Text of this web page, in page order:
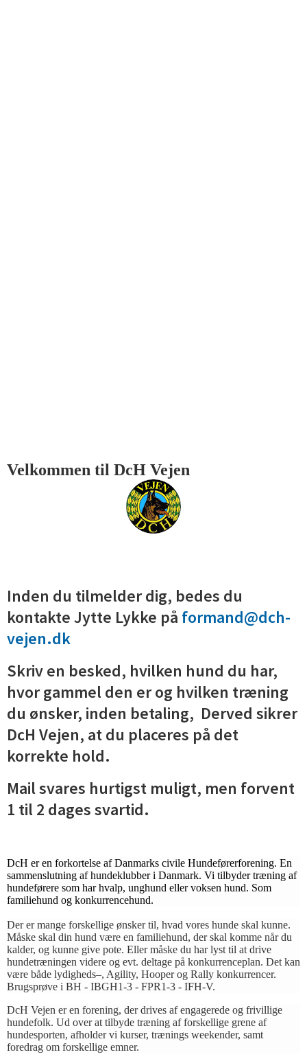
Velkommen til DcH Vejen
Inden du tilmelder dig, bedes du
kontakte Jytte Lykke på formand@dch-
vejen.dk
Skriv en besked, hvilken hund du har,
hvor gammel den er og hvilken træning
du ønsker, inden betaling, Derved sikrer
DcH Vejen, at du placeres på det
korrekte hold.
Mail svares hurtigst muligt, men forvent
1 til 2 dages svartid.
DcH er en forkortelse af Danmarks civile Hundeførerforening. En
sammenslutning af hundeklubber i Danmark. Vi tilbyder træning af
hundeførere som har hvalp, unghund eller voksen hund. Som
familiehund og konkurrencehund.
Der er mange forskellige ønsker til, hvad vores hunde skal kunne.
Måske skal din hund være en familiehund, der skal komme når du
kalder, og kunne give pote. Eller måske du har lyst til at drive
hundetræningen videre og evt. deltage på konkurrenceplan. Det kan
være både lydigheds–, Agility, Hooper og Rally konkurrencer.
Brugsprøve i BH - IBGH1-3 - FPR1-3 - IFH-V.
DcH Vejen er en forening, der drives af engagerede og frivillige
hundefolk. Ud over at tilbyde træning af forskellige grene af
hundesporten, afholder vi kurser, trænings weekender, samt
foredrag om forskellige emner.